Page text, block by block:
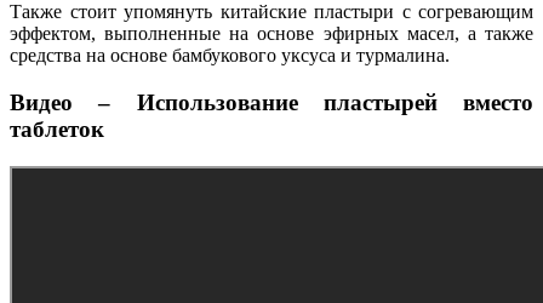
Также стоит упомянуть китайские пластыри с согревающим
эффектом, выполненные на основе эфирных масел, а также
средства на основе бамбукового уксуса и турмалина.
Видео – Использование пластырей вместо
таблеток